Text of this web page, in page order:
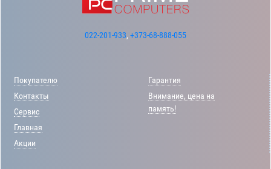
022-201-933, +373-68-888-055
Покупателю
Контакты
Сервис
Главная
Акции
Гарантия
Внимание, цена на
память!